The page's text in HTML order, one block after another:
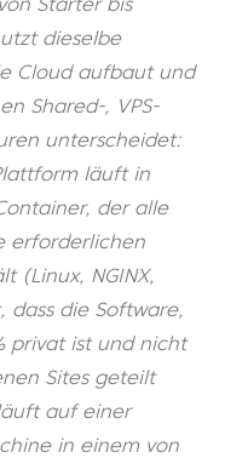
dieselbe
Cloud aufbaut und
Shared-, VPS-
unterscheidet:
läuft in
der alle
erforderlichen
(Linux, NGINX,
dass die Software,
privat ist und nicht
Sites geteilt
auf einer
in einem von